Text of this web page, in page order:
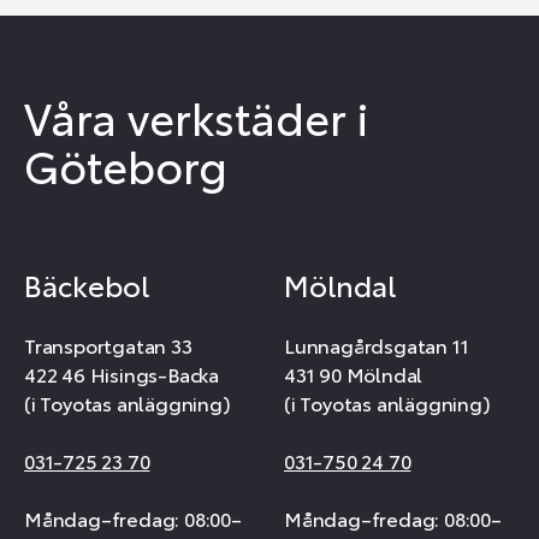
Våra verkstäder i
Göteborg
Bäckebol
Transportgatan 33
422 46 Hisings-Backa
(i Toyotas anläggning)
031-725 23 70
Måndag–fredag: 08:00–
Mölndal
Lunnagårdsgatan 11
431 90 Mölndal
(i Toyotas anläggning)
031-750 24 70
Måndag–fredag: 08:00–